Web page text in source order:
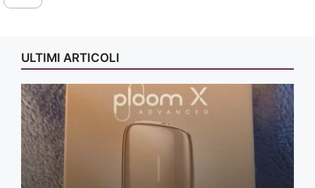
ULTIMI ARTICOLI